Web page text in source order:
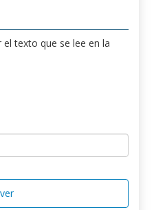
texto que se lee en la